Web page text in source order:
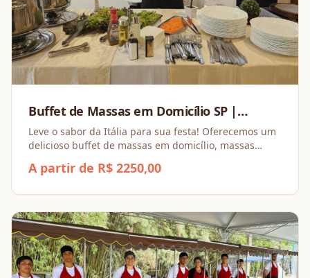
Buffet de Massas em Domicílio SP |
Montando Festa | Orçamento
Leve o sabor da Itália para sua festa! Oferecemos um
delicioso buffet de massas em domicílio, massas
Qualidade e praticidade para seu evento.
A partir de R$ 2250,00